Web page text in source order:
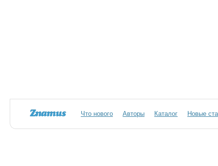
Что нового Авторы Каталог Новые